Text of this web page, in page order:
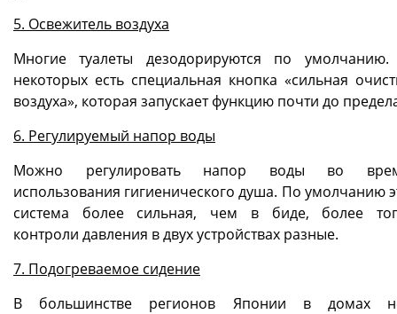
5. Освежитель воздуха
Многие туалеты дезодорируются по
некоторых есть специальная кнопка «сильная
воздуха», которая запускает функцию почти до
6. Регулируемый напор воды
Можно регулировать напор воды во
использования гигиенического душа. По умолчанию
система более сильная, чем в биде, более
контроли давления в двух устройствах разные.
7. Подогреваемое сидение
В большинстве регионов Японии в домах